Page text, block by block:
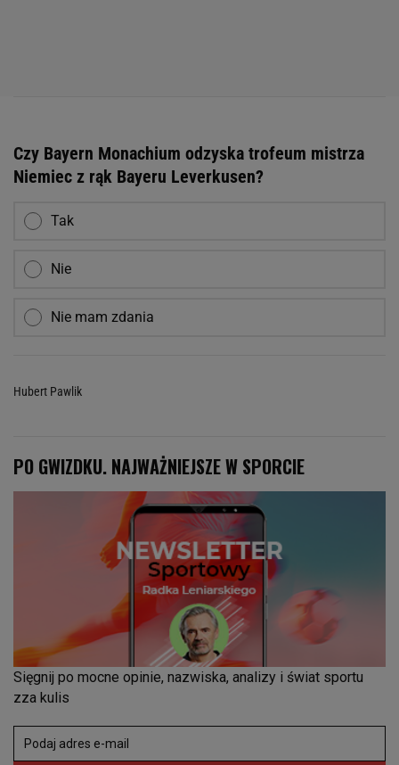
Czy Bayern Monachium odzyska trofeum mistrza
Niemiec z rąk Bayeru Leverkusen?
Tak
Nie
Nie mam zdania
Hubert Pawlik